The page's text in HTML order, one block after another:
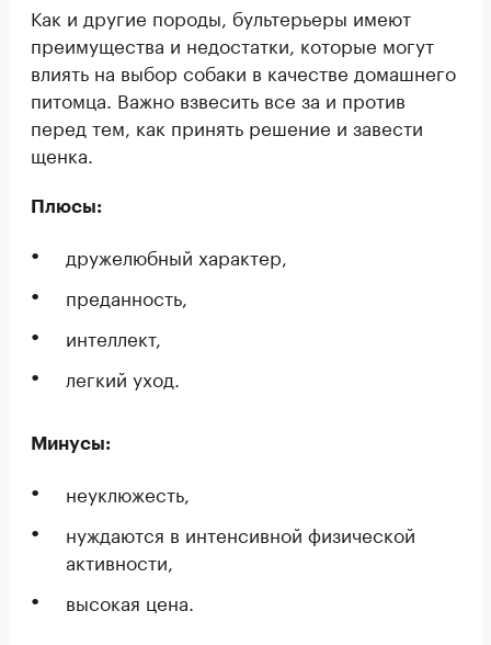
Как и другие породы, бультерьеры имеют
преимущества и недостатки, которые могут
влиять на выбор собаки в качестве домашнего
питомца. Важно взвесить все за и против
перед тем, как принять решение и завести
щенка.
Плюсы:
дружелюбный характер,
преданность,
интеллект,
легкий уход.
Минусы:
неуклюжесть,
нуждаются в интенсивной физической
активности,
высокая цена.